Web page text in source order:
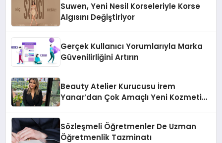
Suwen, Yeni Nesil Korseleriyle Korse
Algısını Değiştiriyor
Gerçek Kullanıcı Yorumlarıyla Marka
Güvenilirliğini Artırın
Beauty Atelier Kurucusu İrem
Yanar’dan Çok Amaçlı Yeni Kozmetik
Sözleşmeli Öğretmenler De Uzman
Öğretmenlik Tazminatı